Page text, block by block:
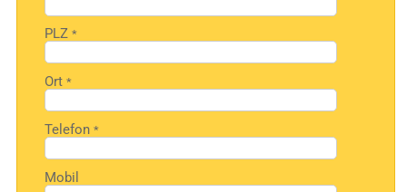
PLZ*
Ort*
Telefon*
Mobil